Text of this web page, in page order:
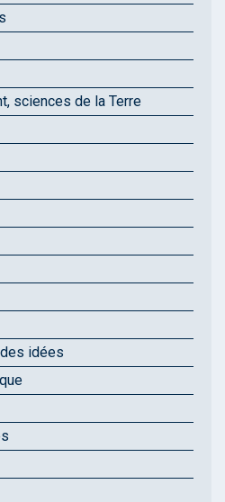
sciences de la Terre
idées